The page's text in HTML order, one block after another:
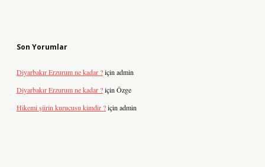
Son Yorumlar
Diyarbakır Erzurum ne kadar ?için admin
Diyarbakır Erzurum ne kadar ?için Özge
Hikemi şiirin kurucusu kimdir ?için admin